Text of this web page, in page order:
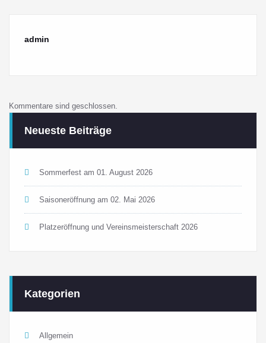
admin
Kommentare sind geschlossen.
Neueste Beiträge
Sommerfest am 01. August 2026
Saisoneröffnung am 02. Mai 2026
Platzeröffnung und Vereinsmeisterschaft 2026
Kategorien
Allgemein